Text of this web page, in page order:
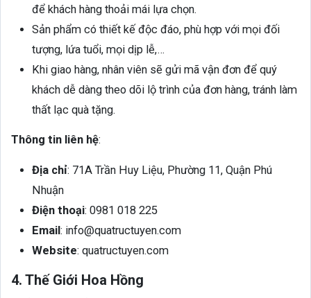
để khách hàng thoải mái lựa chọn.
Sản phẩm có thiết kế độc đáo, phù hợp với mọi đối
tượng, lứa tuổi, mọi dịp lễ,…
Khi giao hàng, nhân viên sẽ gửi mã vận đơn để quý
khách dễ dàng theo dõi lộ trình của đơn hàng, tránh làm
thất lạc quà tặng.
Thông tin liên hệ:
Địa chỉ: 71A Trần Huy Liệu, Phường 11, Quận Phú
Nhuận
Điện thoại: 0981 018 225
Email: info@quatructuyen.com
Website: quatructuyen.com
4. Thế Giới Hoa Hồng